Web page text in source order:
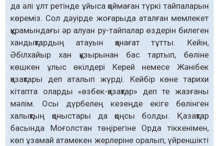
да әлі ұлт ретінде ұйыса қоймаған түркі тайпаларын
көреміз. Сол дәуірде жоғарыда аталған мемлекет
құрамындағы әр алуан ру-тайпалар өздерін билеген
хандықтардың атауын қанағат тұтты. Кейін,
Әбілхайыр хан құзырынан бас тартып, бөліне
көшкен ұлыс өкілдері Керей немесе Жәнібек
қазақтары деп аталып жүрді. Кейбір көне тарихи
кітапта оларды «өзбек-қазақтар» деп те жазғаны
мәлім. Осы дүрбелең кезеңде екіге бөлінген
халықтың қоныстары да қоңсы болды. Қазақтар
басында Моғолстан төңірегіне Орда тіккенімен,
көп ұзамай атамекен жерлеріне оралып, үйреншікті